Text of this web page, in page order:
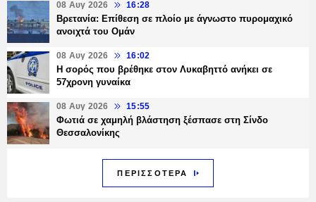
08 Αυγ 2026 16:28
Βρετανία: Επίθεση σε πλοίο με άγνωστο πυρομαχικό
ανοιχτά του Ομάν
08 Αυγ 2026 16:02
Η σορός που βρέθηκε στον Λυκαβηττό ανήκει σε
57χρονη γυναίκα
08 Αυγ 2026 15:55
Φωτιά σε χαμηλή βλάστηση ξέσπασε στη Σίνδο
Θεσσαλονίκης
ΠΕΡΙΣΣΟΤΕΡΑ